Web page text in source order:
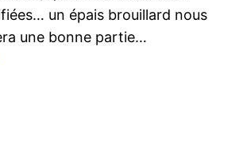
un épais brouillard nous
une bonne partie…